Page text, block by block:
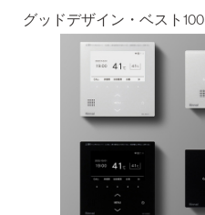
グッドデザイン・ベスト100